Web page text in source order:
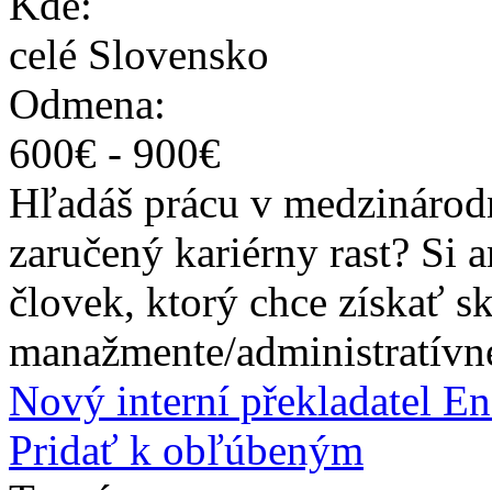
celé Slovensko
Odmena:
600€ - 900€
Hľadáš prácu v
zaručený kariérny rast? Si
človek, ktorý chce získať
manažmente/
Nový interní překladatel
Pridať k obľúbeným